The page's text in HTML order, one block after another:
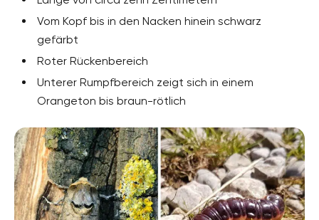
Vom Kopf bis in den Nacken hinein schwarz
gefärbt
Roter Rückenbereich
Unterer Rumpfbereich zeigt sich in einem
Orangeton bis braun-rötlich